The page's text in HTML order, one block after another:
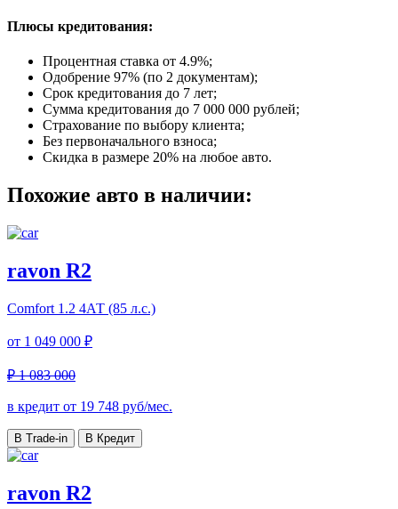
Плюсы кредитования:
Процентная ставка от 4.9%;
Одобрение 97% (по 2 документам);
Срок кредитования до 7 лет;
Сумма кредитования до 7 000 000 рублей;
Страхование по выбору клиента;
Без первоначального взноса;
Скидка в размере 20% на любое авто.
Похожие авто в наличии:
ravon R2
Comfort 1.2 4АТ (85 л.с.)
от 1 049 000 ₽
₽ 1 083 000
в кредит от 19 748 руб/мес.
В Trade-in В Кредит
ravon R2